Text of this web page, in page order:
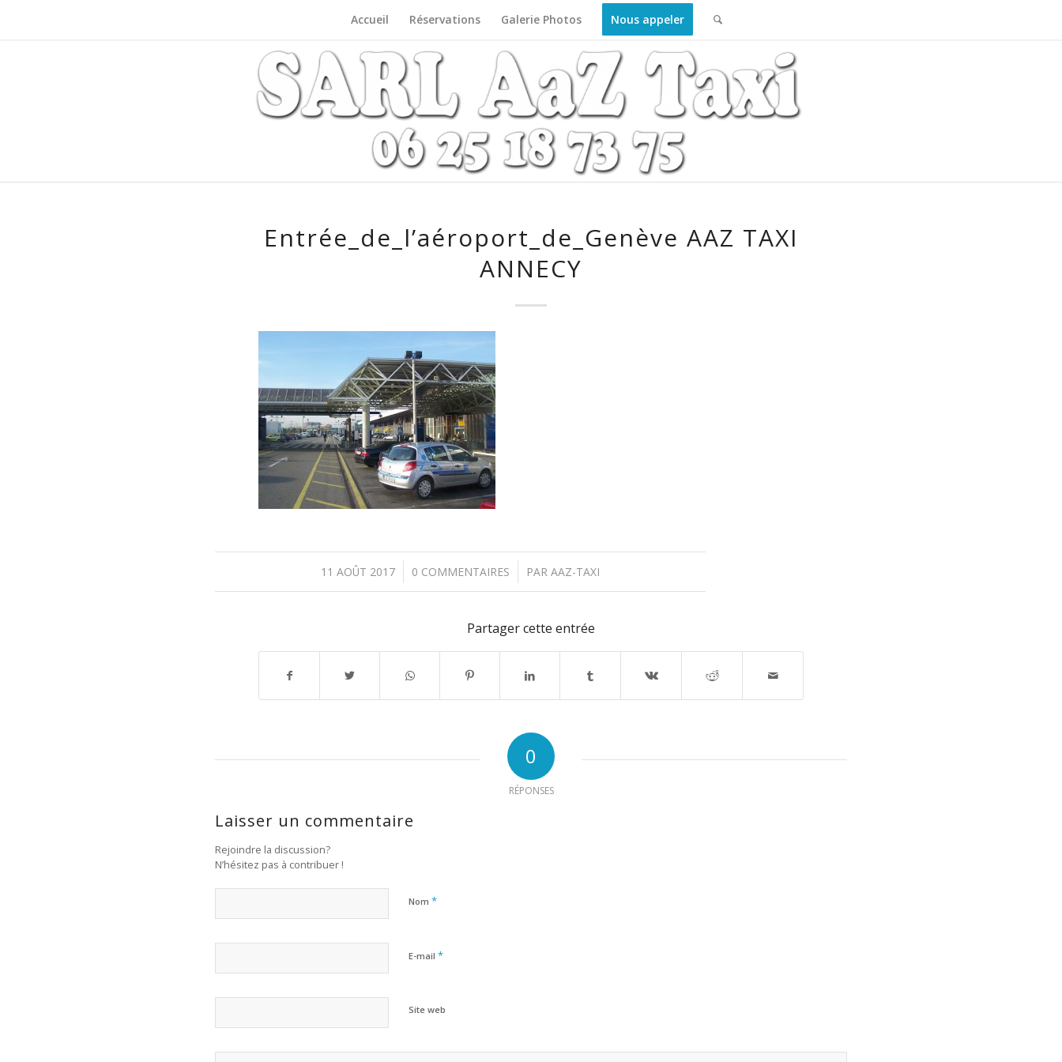
Accueil Réservations Galerie Photos Nous appeler
Entrée_de_l’aéroport_de_Genève AAZ TAXI
ANNECY
11 AOÛT 2017
/ 0 COMMENTAIRES
/ PAR AAZ-TAXI
Partager cette entrée
0
RÉPONSES
Laisser un commentaire
Rejoindre la discussion?
N’hésitez pas à contribuer !
Nom *
E-mail *
Site web